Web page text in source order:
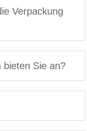
Verpackung
bieten Sie an?